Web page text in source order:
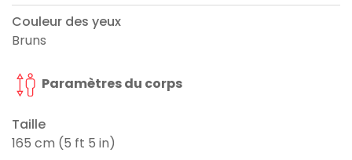
Couleur des yeux
Bruns
Paramètres du corps
Taille
165 cm (5 ft 5 in)